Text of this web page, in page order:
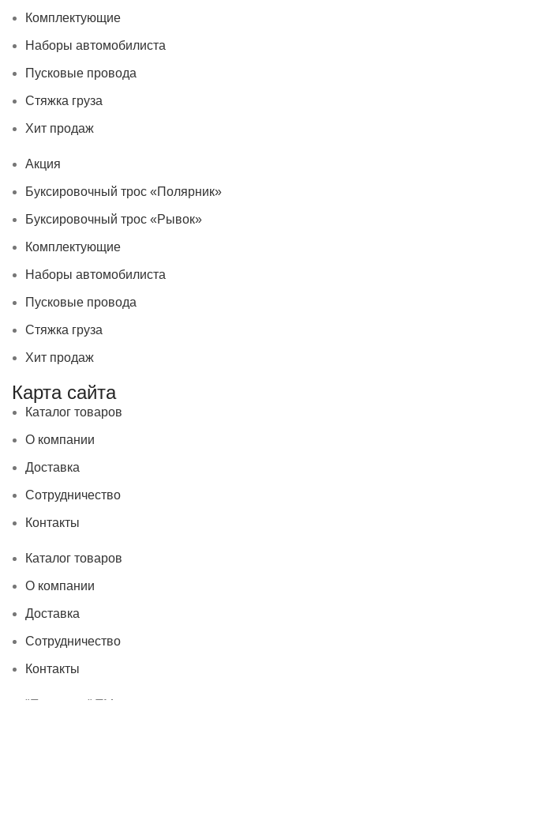
Комплектующие
Наборы автомобилиста
Пусковые провода
Стяжка груза
Хит продаж
Акция
Буксировочный трос «Полярник»
Буксировочный трос «Рывок»
Комплектующие
Наборы автомобилиста
Пусковые провода
Стяжка груза
Хит продаж
Карта сайта
Каталог товаров
О компании
Доставка
Сотрудничество
Контакты
Каталог товаров
О компании
Доставка
Сотрудничество
Контакты
"Полярник" TM